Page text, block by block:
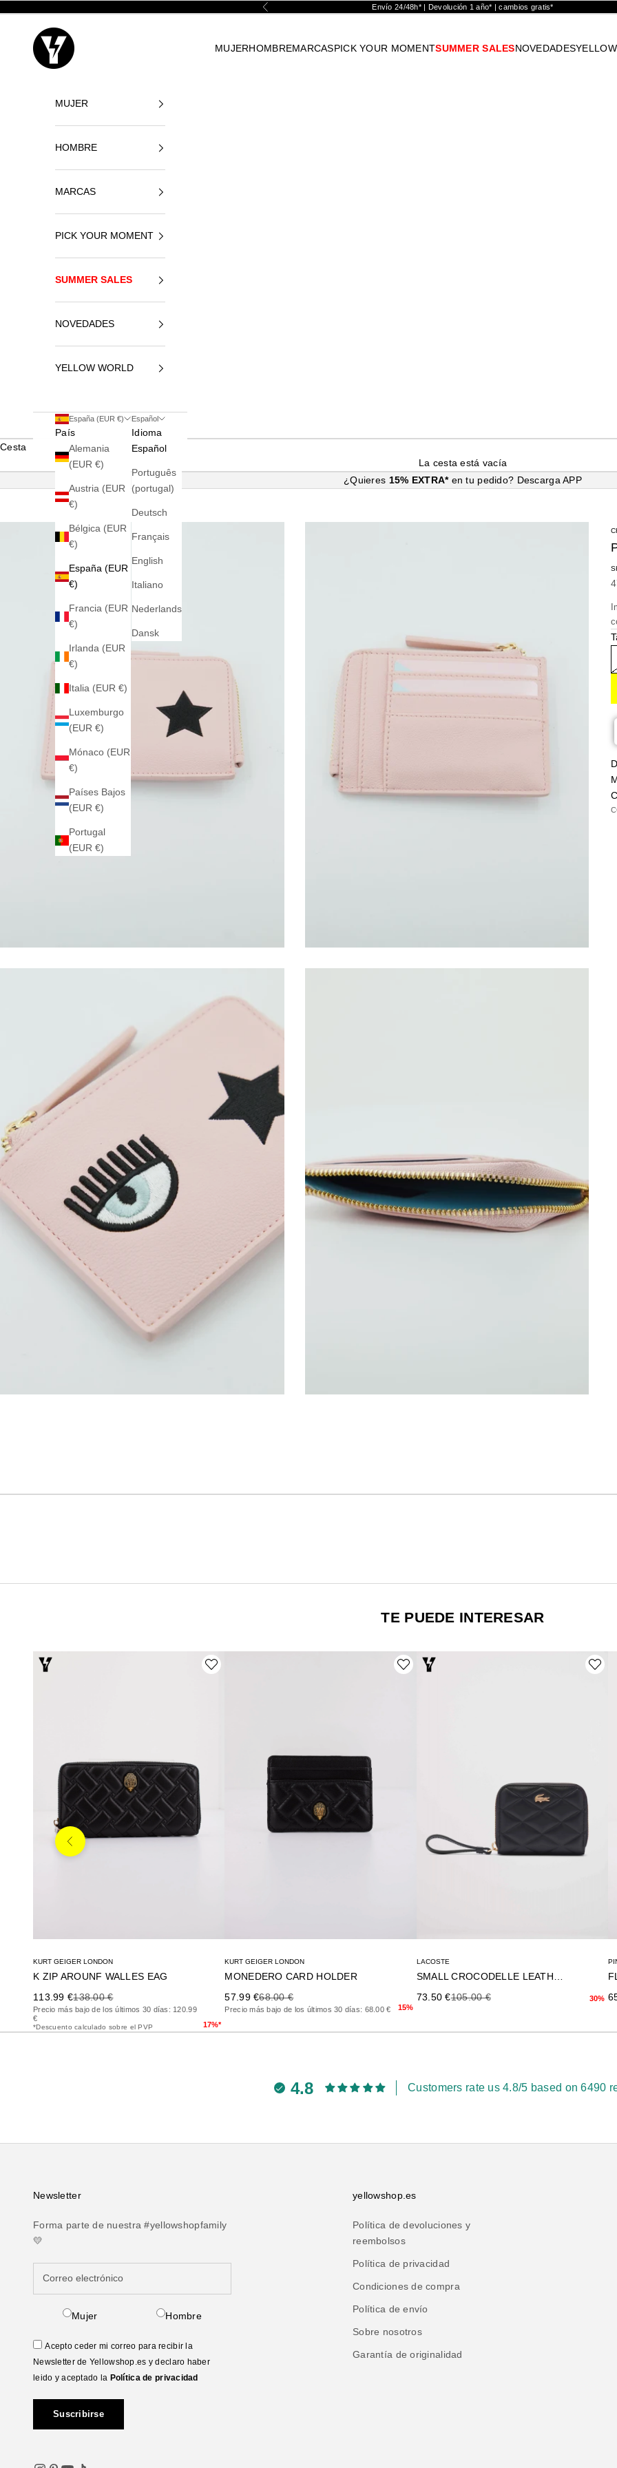
Anterior Envío 24/48h* | Devolución 1 año* | cambios gratis*
Yellowshop
MUJERHOMBREMARCASPICK YOUR MOMENTSUMMER SALESNOVEDADES
MUJER
HOMBRE
MARCAS
PICK YOUR MOMENT
SUMMER SALES
NOVEDADES
YELLOW WORLD
España (EUR €)
País
Alemania
(EUR €)
Austria (EUR
€)
Bélgica (EUR
€)
España (EUR
€)
Francia (EUR
€)
Irlanda (EUR
€)
Italia (EUR €)
Luxemburgo
(EUR €)
Mónaco (EUR
€)
Países Bajos
(EUR €)
Portugal
(EUR €)
Español
Idioma
Español
Português
(portugal)
Deutsch
Français
English
Italiano
Nederlands
Dansk
Cesta
La cesta está vacía
¿Quieres 15% EXTRA* en tu pedido? Descarga APP
TE PUEDE INTERESAR
KURT GEIGER LONDON
K ZIP AROUNF WALLES EAG
Precio de oferta
113.99 €Precio anterior
138.00 €
Precio más bajo de los últimos 30 días: 120.99
€
*Descuento calculado sobre el PVP 17%*
KURT GEIGER LONDON
MONEDERO CARD HOLDER
Precio de oferta
57.99 €Precio anterior
68.00 €
Precio más bajo de los últimos 30 días: 68.00 € 15%
LACOSTE
Precio de oferta
73.50 €Precio anterior
105.00 € 30%
Anterior
4.8 Customers rate us 4.8/5 based on 6490
Newsletter
Forma parte de nuestra #yellowshopfamily
💛
Mujer Hombre
Acepto ceder mi correo para recibir la
Newsletter de Yellowshop.es y declaro haber
leido y aceptado la Política de privacidad
Suscribirse
yellowshop.es
Política de devoluciones y
reembolsos
Política de privacidad
Condiciones de compra
Política de envío
Sobre nosotros
Garantía de originalidad